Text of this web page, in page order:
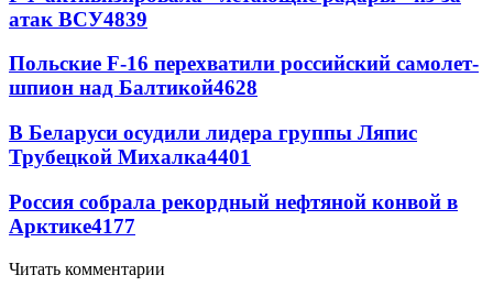
атак ВСУ4839
Польские F-16 перехватили российский самолет-
шпион над Балтикой4628
В Беларуси осудили лидера группы Ляпис
Трубецкой Михалка4401
Россия собрала рекордный нефтяной конвой в
Арктике4177
Читать комментарии